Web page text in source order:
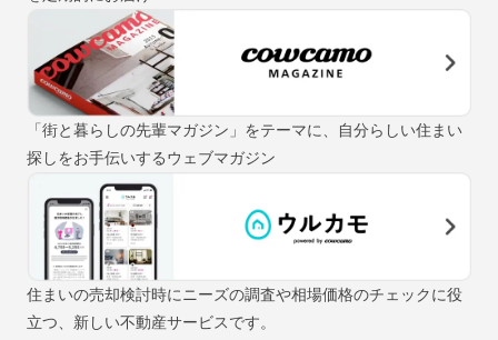
「街と暮らしの先輩マガジン」をテーマに、自分らしい住まい
探しをお手伝いするウェブマガジン
住まいの売却検討時にニーズの調査や相場価格のチェックに役
立つ、新しい不動産サービスです。